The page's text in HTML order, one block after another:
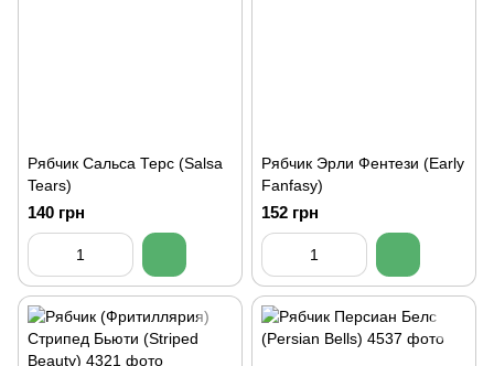
Рябчик Сальса Терс (Salsa
Tears)
140 грн
Рябчик Эрли Фентези (Early
Fanfasy)
152 грн